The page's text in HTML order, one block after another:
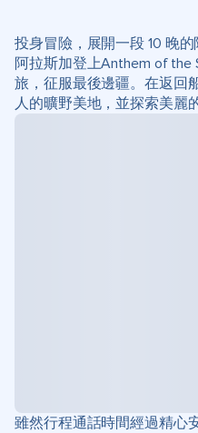
投身冒險，展開一段 10 晚
阿拉斯加登上Anthem of the
旅，征服最後邊疆。在返回
人的曠野美地，並探索美麗
雖然行程通話時間經過精心